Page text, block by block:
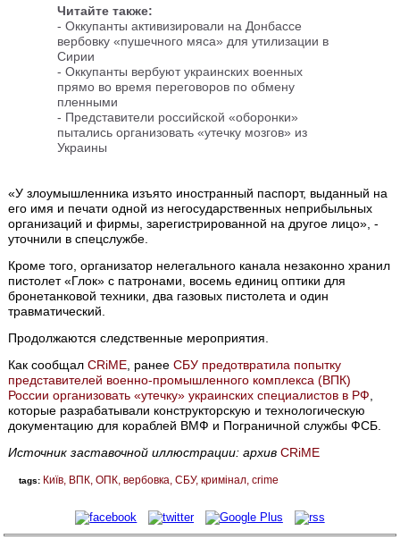
Читайте также:
- Оккупанты активизировали на Донбассе
вербовку «пушечного мяса» для утилизации в
Сирии
- Оккупанты вербуют украинских военных
прямо во время переговоров по обмену
пленными
- Представители российской «оборонки»
пытались организовать «утечку мозгов» из
Украины
«У злоумышленника изъято иностранный паспорт, выданный на
его имя и печати одной из негосударственных неприбыльных
организаций и фирмы, зарегистрированной на другое лицо», -
уточнили в спецслужбе.
Кроме того, организатор нелегального канала незаконно хранил
пистолет «Глок» с патронами, восемь единиц оптики для
бронетанковой техники, два газовых пистолета и один
травматический.
Продолжаются следственные мероприятия.
Как сообщалCRiME , ранееСБУ предотвратила попытку
представителей военно-промышленного комплекса (ВПК)
России организовать «утечку» украинских специалистов в РФ
которые разрабатывали конструкторскую и технологическую
документацию для кораблей ВМФ и Пограничной службы ФСБ.
Источник заставочной иллюстрации: архив CRiME
tags: Київ ВПК ОПК вербовка СБУ кримінал crime